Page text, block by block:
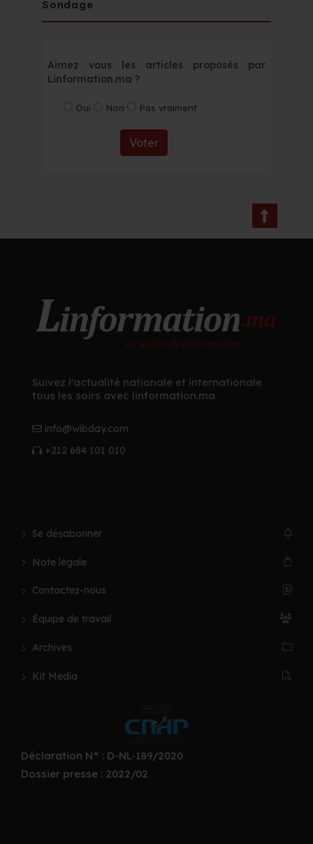
Sondage
Aimez vous les articles proposés par
Linformation.ma ?
Oui Non Pas vraiment
Voter
Suivez l'actualité nationale et internationale
tous les soirs avec linformation.ma
info@wibday.com
+212 684 101 010
Se désabonner
Note légale
Contactez-nous
Équipe de travail
Archives
Kit Media
Déclaration N° : D-NL-189/2020
Dossier presse : 2022/02